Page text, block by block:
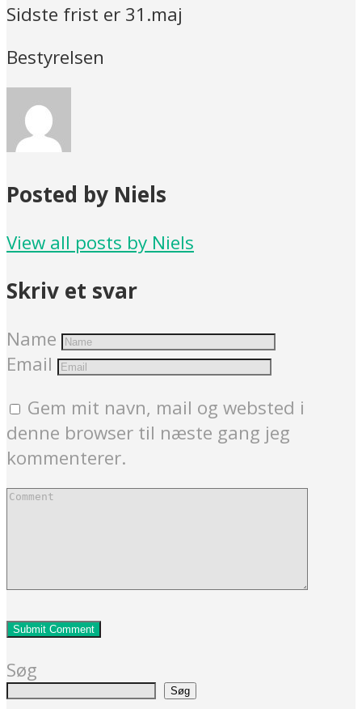
Sidste frist er 31.maj
Bestyrelsen
Posted by Niels
View all posts by Niels
Skriv et svar
Name
Email
Gem mit navn, mail og websted i
denne browser til næste gang jeg
kommenterer.
Søg
Søg